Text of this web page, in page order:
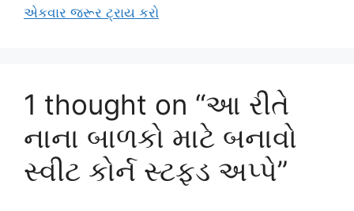
એકવાર જરૂર ટ્રાય કરો
1 thought on “આ રીતે
નાના બાળકો માટે બનાવો
સ્વીટ કોર્ન સ્ટફ્ડ અપ્પે”